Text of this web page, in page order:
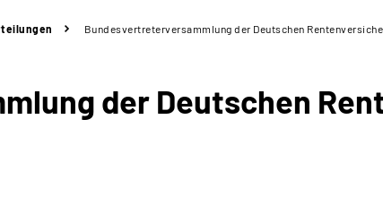
Bundesvertreterversammlung der Deutschen
der Deutschen